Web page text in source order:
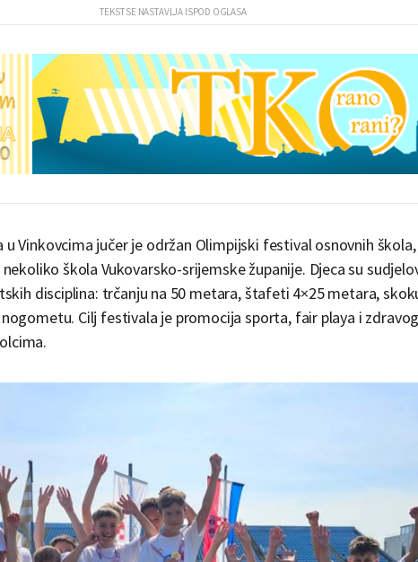
u Vinkovcima jučer je održan Olimpijski festival osnovnih
škola Vukovarsko-srijemske županije. Djeca su
disciplina: trčanju na 50 metara, štafeti 4×25 metara,
Cilj festivala je promocija sporta, fair playa i